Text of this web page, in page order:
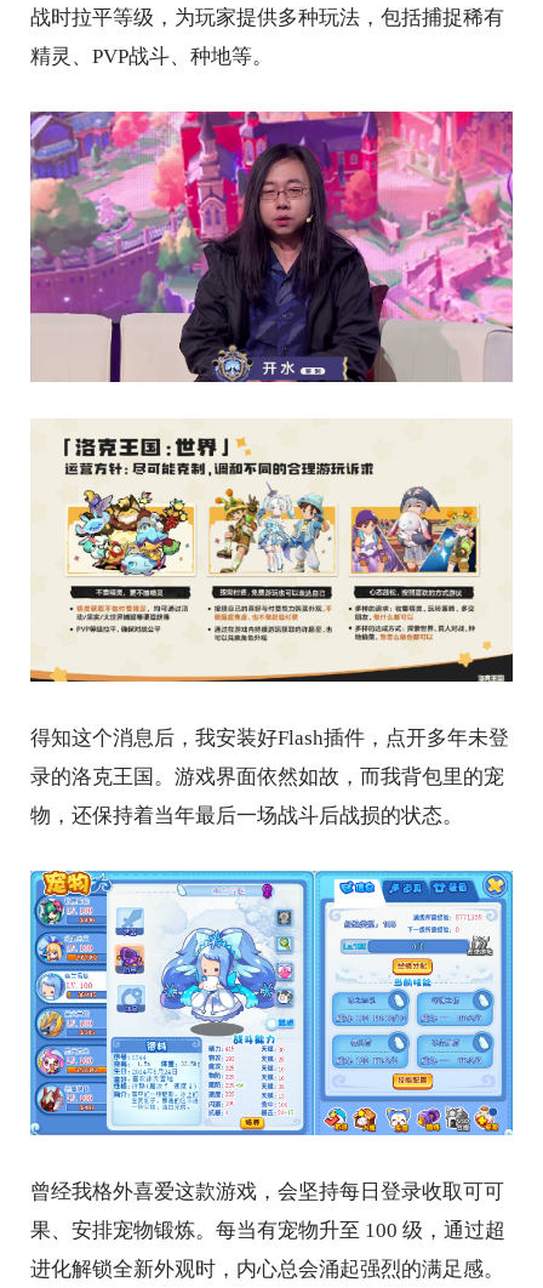
战时拉平等级，为玩家提供多种玩法，包括捕捉稀有
精灵、PVP战斗、种地等。
得知这个消息后，我安装好Flash插件，点开多年未登
录的洛克王国。游戏界面依然如故，而我背包里的宠
物，还保持着当年最后一场战斗后战损的状态。
曾经我格外喜爱这款游戏，会坚持每日登录收取可可
果、安排宠物锻炼。每当有宠物升至 100 级，通过超
进化解锁全新外观时，内心总会涌起强烈的满足感。